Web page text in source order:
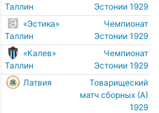
Таллин
Эстонии 1929
«Эстика»
Таллин
Чемпионат
Эстонии 1929
«Калев»
Таллин
Чемпионат
Эстонии 1929
Латвия
Товарищеский
матч сборных (А)
1929